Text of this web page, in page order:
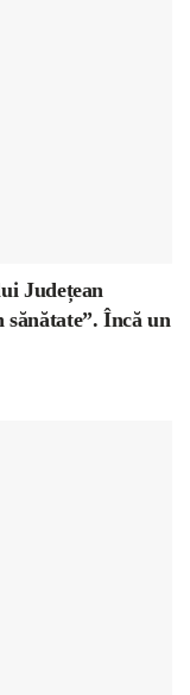
Județean
Încă un